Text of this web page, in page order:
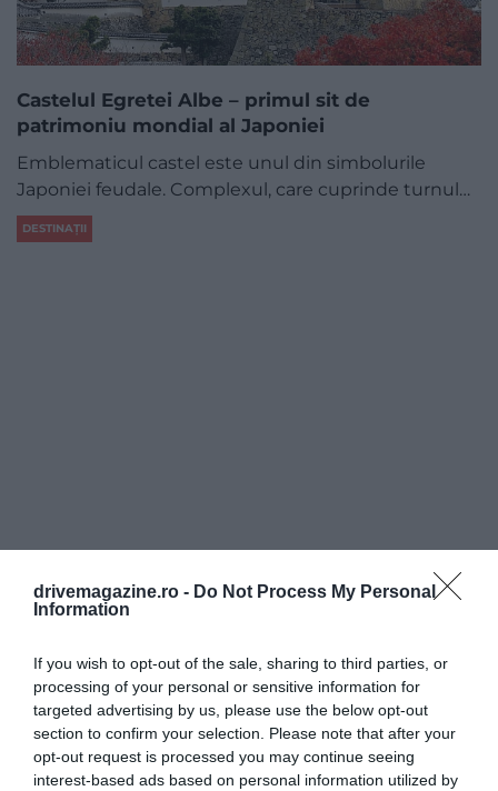
drivemagazine.ro - Do Not Process My Personal
Information
If you wish to opt-out of the sale, sharing to third parties, or
processing of your personal or sensitive information for
targeted advertising by us, please use the below opt-out
section to confirm your selection. Please note that after your
opt-out request is processed you may continue seeing
interest-based ads based on personal information utilized by
Castelul Egretei Albe – primul sit de
patrimoniu mondial al Japoniei
Emblematicul castel este unul din simbolurile
Japoniei feudale. Complexul, care cuprinde turnul…
DESTINAȚII